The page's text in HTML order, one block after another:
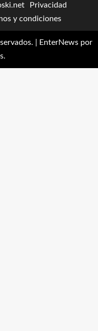
Privacidad
y condiciones
EnterNews por